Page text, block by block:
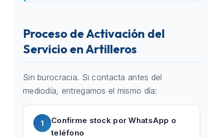
Proceso de Activación del
Servicio en Artilleros
Sin burocracia. Si contacta antes del
mediodía, entregamos el mismo día:
1
Confirme stock por WhatsApp o
teléfono